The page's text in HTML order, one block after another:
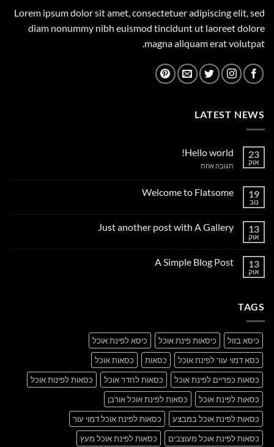
Lorem ipsum dolor sit amet, consectetuer adipiscing elit, sed
diam nonummy nibh euismod tincidunt ut laoreet dolore
magna aliquam erat volutpat.
LATEST NEWS
23
אוק
Hello world!
תגובה אחתעל
19
נוב
Welcome to Flatsome
Welcome
13
אוק
Just another post with A Gallery
Just
13
אוק
A Simple Blog Post
TAGS
כיסא בזול כיסאות פינת אוכל
כיסא לפינת אוכל
כסא דמוי עור לפינת אוכל
כסאות
כסאות אוכל
כסאות כפריים לפינת אוכל
כסאות לחדר אוכל
כסאות לפינות אוכל
כסאות לפינת אוכל
כסאות לפינת אוכל אורבן
כסאות לפינת אוכל במבצע
כסאות לפינת אוכל דמוי עור
כסאות לפינת אוכל מעוצבים
כסאות לפינת אוכל מעץ